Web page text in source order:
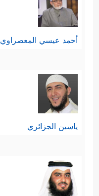
أحمد عيسي المعصراوي
ياسين الجزائري